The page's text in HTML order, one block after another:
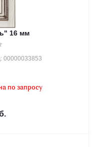
16 мм
00000033853
по запросу